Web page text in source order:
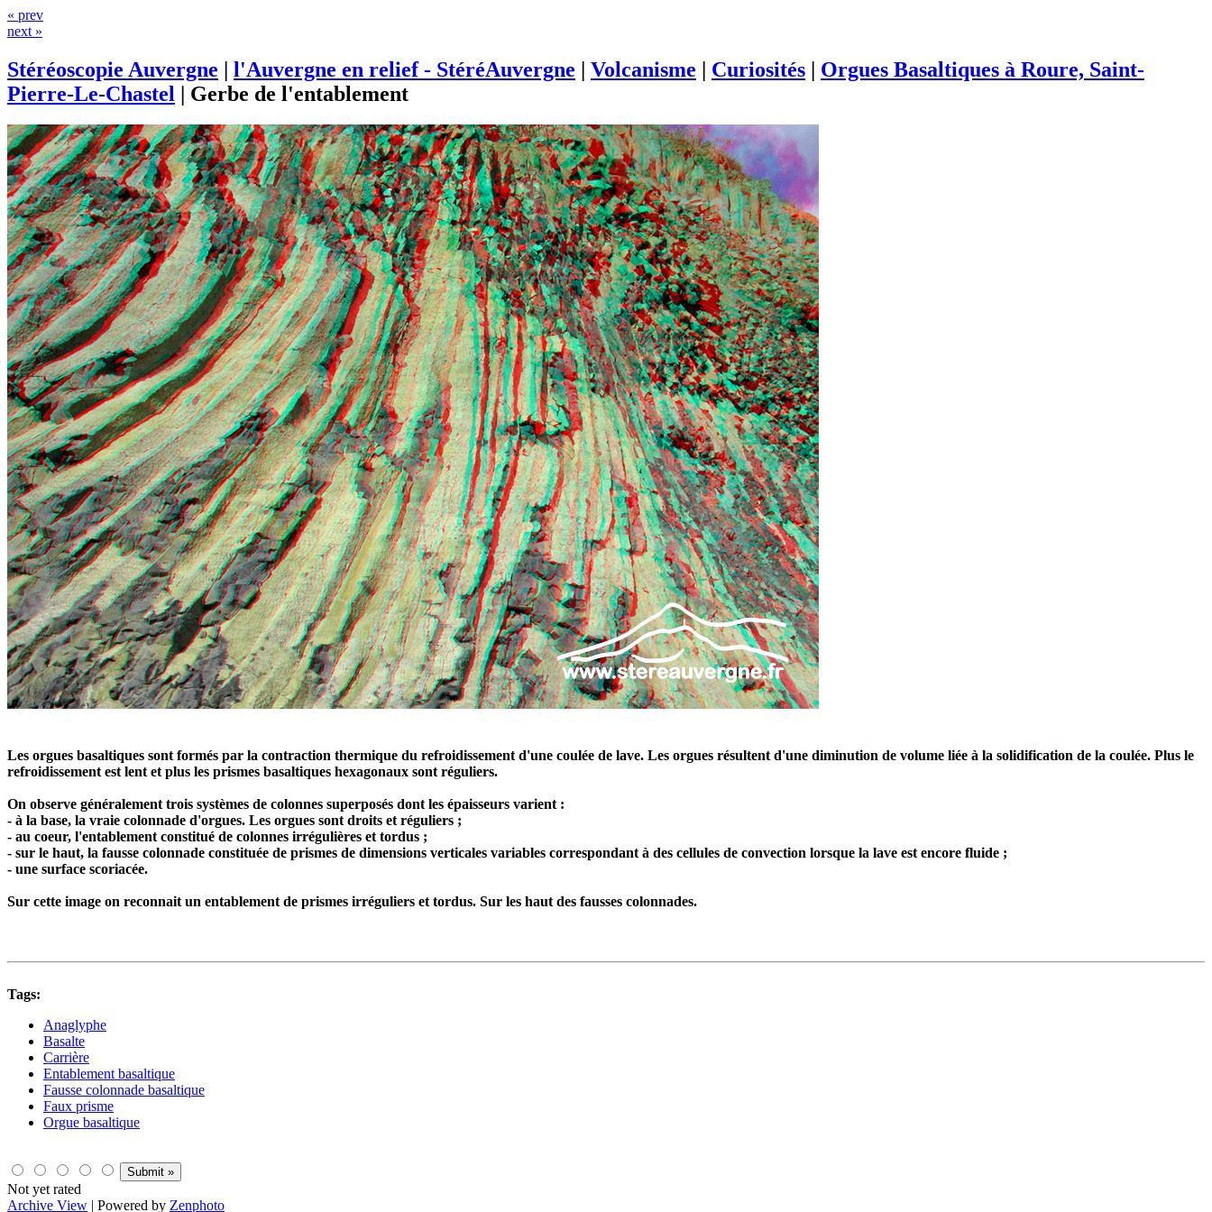
« prev
next »
Stéréoscopie Auvergne | l'Auvergne en relief - StéréAuvergne | Volcanisme | Curiosités | Orgues Basaltiques à Roure, Saint-
Pierre-Le-Chastel | Gerbe de l'entablement
Les orgues basaltiques sont formés par la contraction thermique du refroidissement d'une coulée de lave. Les orgues résultent d'une diminution de volume liée à la solidification de la coulée. Plus le
refroidissement est lent et plus les prismes basaltiques hexagonaux sont réguliers.
On observe généralement trois systèmes de colonnes superposés dont les épaisseurs varient :
- à la base, la vraie colonnade d'orgues. Les orgues sont droits et réguliers ;
- au coeur, l'entablement constitué de colonnes irrégulières et tordus ;
- sur le haut, la fausse colonnade constituée de prismes de dimensions verticales variables correspondant à des cellules de convection lorsque la lave est encore fluide ;
- une surface scoriacée.
Sur cette image on reconnait un entablement de prismes irréguliers et tordus. Sur les haut des fausses colonnades.
Tags:
Anaglyphe
Basalte
Carrière
Entablement basaltique
Fausse colonnade basaltique
Faux prisme
Orgue basaltique
Not yet rated
Archive View | Powered by Zenphoto